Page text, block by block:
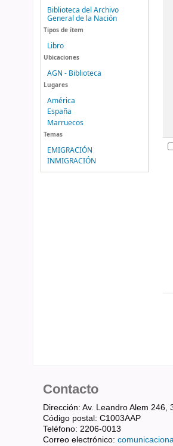
Biblioteca del Archivo
General de la Nación
Tipos de ítem
Libro
Ubicaciones
AGN - Biblioteca
Lugares
América
España
Marruecos
Temas
EMIGRACIÓN
INMIGRACIÓN
Contacto
Dirección: Av. Leandro Alem 246,
Código postal: C1003AAP
Teléfono: 2206-0013
Correo electrónico: